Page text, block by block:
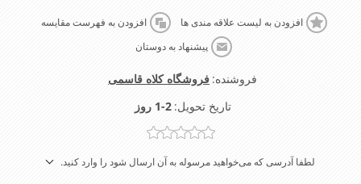
افزودن به لیست علاقه مندی ها افزودن به فهرست مقایسه
پیشنهاد به دوستان
فروشنده: فروشگاه کلاه قاسمی
تاریخ تحویل: 1-2 روز
لطفا آدرسی که می‌خواهید مرسوله به آن ارسال شود را وارد کنید.